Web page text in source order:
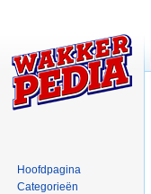
Hoofdpagina
Categorieën